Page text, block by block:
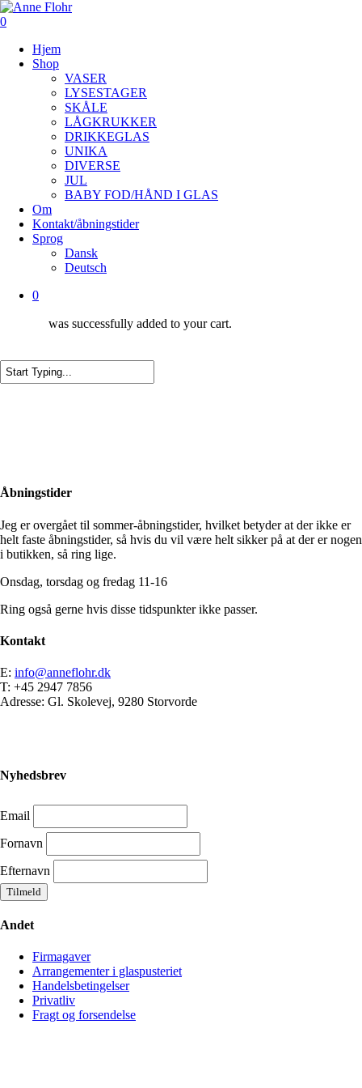
Skip
to
content
0
Hjem
Shop
VASER
LYSESTAGER
SKÅLE
LÅGKRUKKER
DRIKKEGLAS
UNIKA
DIVERSE
JUL
BABY FOD/HÅND I GLAS
Om
Kontakt/åbningstider
Sprog
Dansk
Deutsch
0
was successfully added to your cart.
Åbningstider
Jeg er overgået til sommer-åbningstider, hvilket betyder at der ikke er
helt faste åbningstider, så hvis du vil være helt sikker på at der er nogen
i butikken, så ring lige.
Onsdag, torsdag og fredag 11-16
Ring også gerne hvis disse tidspunkter ikke passer.
Kontakt
E: info@anneflohr.dk
T: +45 2947 7856
Adresse: Gl. Skolevej, 9280 Storvorde
Nyhedsbrev
Email
Fornavn
Efternavn
Andet
Firmagaver
Arrangementer i glaspusteriet
Handelsbetingelser
Privatliv
Fragt og forsendelse